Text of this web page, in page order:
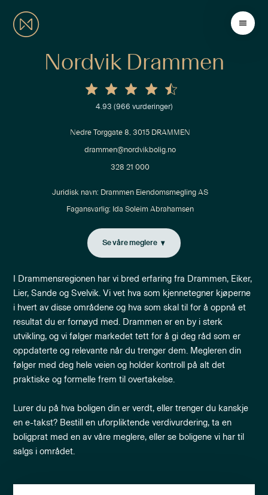
Nordvik Drammen
4.93 (966 vurderinger)
I Drammensregionen har vi bred erfaring fra Drammen, Eiker,
Lier, Sande og Svelvik. Vi vet hva som kjennetegner kjøperne
i hvert av disse områdene og hva som skal til for å oppnå et
resultat du er fornøyd med. Drammen er en by i sterk
utvikling, og vi følger markedet tett for å gi deg råd som er
oppdaterte og relevante når du trenger dem. Megleren din
følger med deg hele veien og holder kontroll på alt det
praktiske og formelle frem til overtakelse.
Lurer du på hva boligen din er verdt, eller trenger du kanskje
en e-takst? Bestill en uforpliktende verdivurdering, ta en
boligprat med en av våre meglere, eller se boligene vi har til
salgs i området.
Nedre Torggate 8, 3015 DRAMMEN
drammen@nordvikbolig.no
328 21 000
Juridisk navn: Drammen Eiendomsmegling AS
Fagansvarlig: Ida Soleim Abrahamsen
Se våre meglere